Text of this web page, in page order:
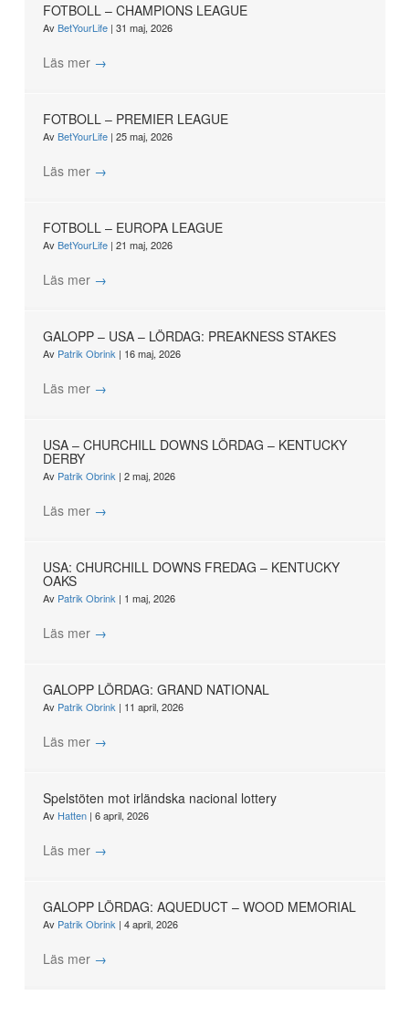
FOTBOLL – CHAMPIONS LEAGUE
AvBetYourLife | 31 maj, 2026
Läs mer →
FOTBOLL – PREMIER LEAGUE
AvBetYourLife | 25 maj, 2026
Läs mer →
FOTBOLL – EUROPA LEAGUE
AvBetYourLife | 21 maj, 2026
Läs mer →
GALOPP – USA – LÖRDAG: PREAKNESS STAKES
Av Patrik Obrink | 16 maj, 2026
Läs mer →
USA – CHURCHILL DOWNS LÖRDAG – KENTUCKY
DERBY
Av Patrik Obrink | 2 maj, 2026
Läs mer →
USA: CHURCHILL DOWNS FREDAG – KENTUCKY
OAKS
Av Patrik Obrink | 1 maj, 2026
Läs mer →
GALOPP LÖRDAG: GRAND NATIONAL
Av Patrik Obrink | 11 april, 2026
Läs mer →
Spelstöten mot irländska nacional lottery
Av Hatten | 6 april, 2026
Läs mer →
GALOPP LÖRDAG: AQUEDUCT – WOOD MEMORIAL
Av Patrik Obrink | 4 april, 2026
Läs mer →